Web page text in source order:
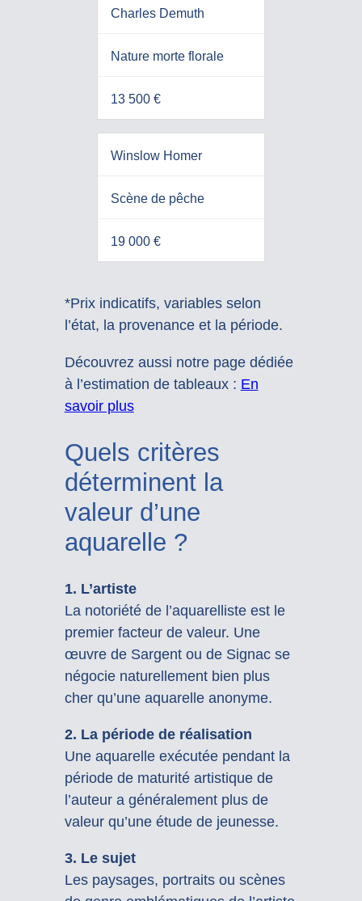
Charles Demuth
Nature morte florale
13 500 €
Winslow Homer
Scène de pêche
19 000 €
*Prix indicatifs, variables selon
l’état, la provenance et la période.
Découvrez aussi notre page dédiée
à l’estimation de tableaux : En
savoir plus
Quels critères
déterminent la
valeur d’une
aquarelle ?
1. L’artiste
La notoriété de l’aquarelliste est le
premier facteur de valeur. Une
œuvre de Sargent ou de Signac se
négocie naturellement bien plus
cher qu’une aquarelle anonyme.
2. La période de réalisation
Une aquarelle exécutée pendant la
période de maturité artistique de
l’auteur a généralement plus de
valeur qu’une étude de jeunesse.
3. Le sujet
Les paysages, portraits ou scènes